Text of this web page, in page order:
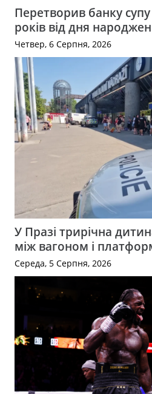
Перетворив банку
років від дня
Четвер, 6 Серпня, 2026
У Празі трирічна
між вагоном і
Середа, 5 Серпня, 2026